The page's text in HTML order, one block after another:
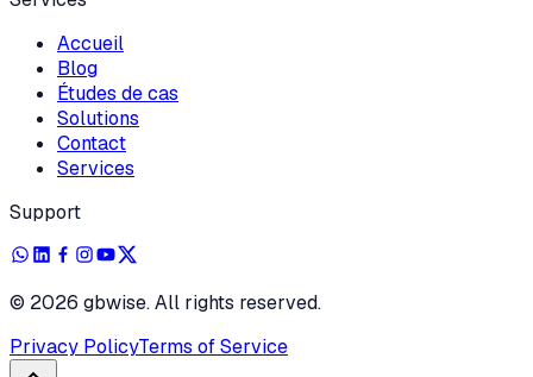
Accueil
Blog
Études de cas
Solutions
Contact
Services
Support
© 2026 gbwise. All rights reserved.
Privacy PolicyTerms of Service